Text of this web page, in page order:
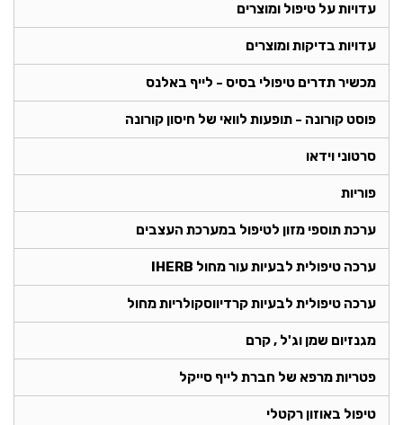
עדויות על טיפול ומוצרים
עדויות בדיקות ומוצרים
מכשיר תדרים טיפולי בסיס - לייף באלנס
פוסט קורונה - תופעות לוואי של חיסון קורונה
סרטוני וידאו
פוריות
ערכת תוספי מזון לטיפול במערכת העצבים
ערכה טיפולית לבעיות עור מחול IHERB
ערכה טיפולית לבעיות קרדיווסקולריות מחול
מגנזיום שמן וג'ל , קרם
פטריות מרפא של חברת לייף סייקל
טיפול באוזון רקטלי